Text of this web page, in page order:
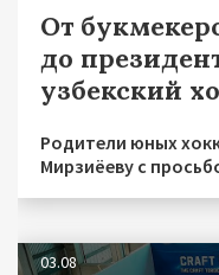
От
до
узбекский
Родители юных
Мирзиёеву с
03.08